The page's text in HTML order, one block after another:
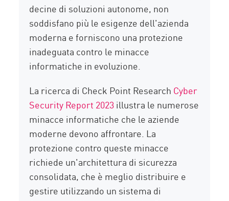
decine di soluzioni autonome, non
soddisfano più le esigenze dell'azienda
moderna e forniscono una protezione
inadeguata contro le minacce
informatiche in evoluzione.
La ricerca di Check Point Research Cyber
Security Report 2023illustra le numerose
minacce informatiche che le aziende
moderne devono affrontare. La
protezione contro queste minacce
richiede un'architettura di sicurezza
consolidata, che è meglio distribuire e
gestire utilizzando un sistema di